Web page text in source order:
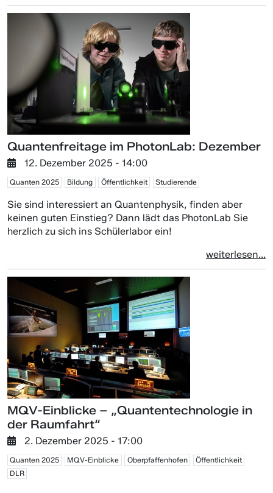
Quantenfreitage im PhotonLab: Dezember
12. Dezember 2025 - 14:00
Quanten 2025 Bildung Öffentlichkeit Studierende
Sie sind interessiert an Quantenphysik, finden aber
keinen guten Einstieg? Dann lädt das PhotonLab Sie
herzlich zu sich ins Schülerlabor ein!
weiterlesen...
MQV-Einblicke – „Quantentechnologie in
der Raumfahrt“
2. Dezember 2025 - 17:00
Quanten 2025 MQV-Einblicke Oberpfaffenhofen
Öffentlichkeit
DLR